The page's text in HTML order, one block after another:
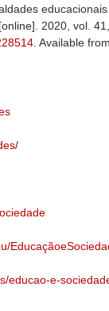
[online]. 2020, vol.
. Available
educao-e-